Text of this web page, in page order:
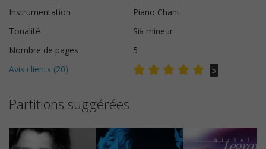
Instrumentation
Piano Chant
Tonalité
Si♭ mineur
Nombre de pages
5
Avis clients (20) 5
Partitions suggérées